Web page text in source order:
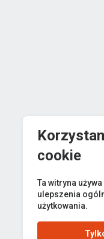
cookie
Ta witryna
ulepszenia
użytkowania.